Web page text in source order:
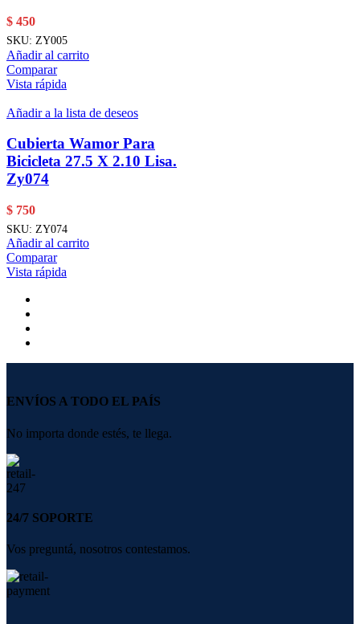
$ 450
SKU: ZY005
Añadir al carrito
Comparar
Vista rápida
Añadir a la lista de deseos
Cubierta Wamor Para
Bicicleta 27.5 X 2.10 Lisa.
Zy074
$ 750
SKU: ZY074
Añadir al carrito
Comparar
Vista rápida
ENVÍOS A TODO EL PAÍS
No importa donde estés, te llega.
24/7 SOPORTE
Vos preguntá, nosotros contestamos.